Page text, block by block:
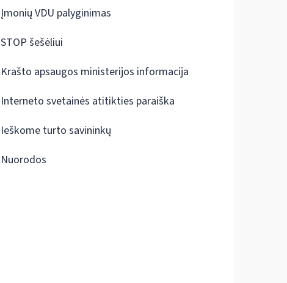
Įmonių VDU palyginimas
STOP šešėliui
Krašto apsaugos ministerijos informacija
Interneto svetainės atitikties paraiška
Ieškome turto savininkų
Nuorodos